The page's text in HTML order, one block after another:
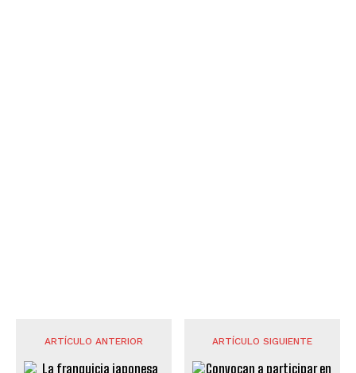
ARTÍCULO ANTERIOR ARTÍCULO SIGUIENTE